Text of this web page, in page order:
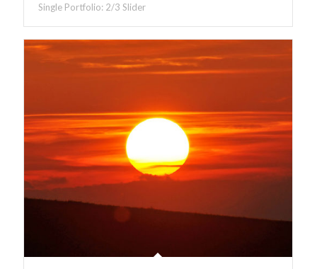
Single Portfolio: 2/3 Slider